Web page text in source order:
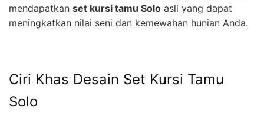
mendapatkan set kursi tamu Solo asli yang dapat
meningkatkan nilai seni dan kemewahan hunian Anda.
Ciri Khas Desain Set Kursi Tamu
Solo